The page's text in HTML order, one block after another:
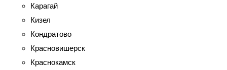
Карагай
Кизел
Кондратово
Красновишерск
Краснокамск